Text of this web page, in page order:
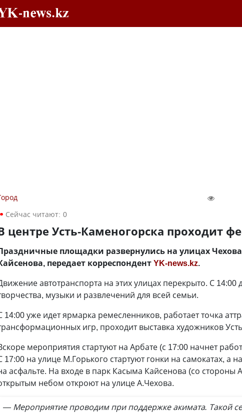
Сейчас читают: 0
центре Усть-Каменогорска проходит
площадки развернулись на улицах
передает корреспондентYK-news.kz.
автотранспорта на этих улицах перекрыто. С
музыки и развлечений для всей семьи.
14:00 уже идет ярмарка ремесленников, работает точка
игр, проходит выставка художников
мероприятия стартуют на Арбате (с 17:00 начнет
17:00 на улице М.Горького стартуют гонки на самокатах,
асфальте. На входе в парк Касыма Кайсенова (со
небом откроют на улице А.Чехова.
— Мероприятие проводим при поддержке акимата. Такой